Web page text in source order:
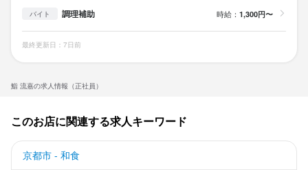
鮨 流嘉の求人情報（正社員）
バイト 調理補助 時給： 1,300円〜
最終更新日：7日前
このお店に関連する求人キーワード
京都市 - 和食